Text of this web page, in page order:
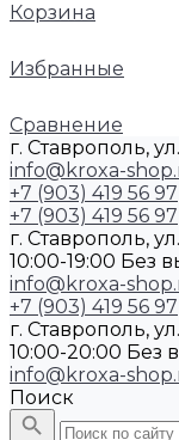
Корзина
Избранные
Сравнение
г. Ставрополь,
info@kroxa-
+7 (903) 419 56 97
+7 (903) 419 56 97
г. Ставрополь,
10:00-19:00 Без
info@kroxa-
+7 (903) 419 56 97
г. Ставрополь,
10:00-20:00 Без
info@kroxa-
Поиск